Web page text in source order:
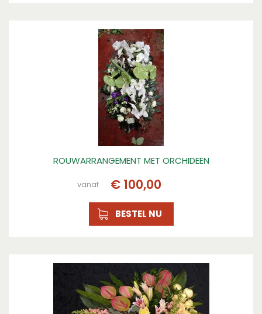
ROUWARRANGEMENT MET ORCHIDEËN
vanaf € 100,00
BESTEL NU